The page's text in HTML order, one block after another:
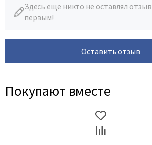
Здесь еще никто не оставлял
первым!
Оставить отзыв
Покупают вместе